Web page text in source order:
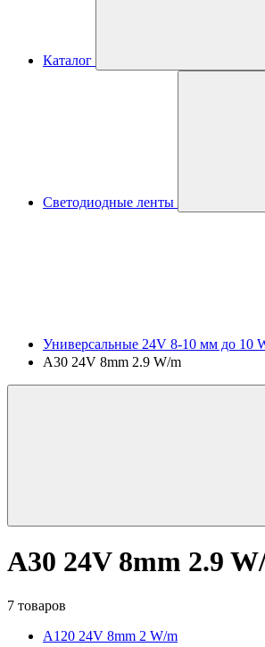
Каталог
Светодиодные ленты
Универсальные 24V 8-10 мм до 10
A30 24V 8mm 2.9 W/m
A30 24V 8mm 2.9
7 товаров
A120 24V 8mm 2 W/m